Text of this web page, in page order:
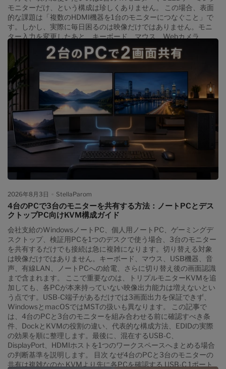
モニターだけ、という構成は珍しくありません。 この場合、表面
的な課題は「複数のHDMI機器を1台のモニターにつなぐこと」で
す。しかし、実際に毎日困るのは映像だけではありません。モニ
ター入力を変更したあと、キーボード、マウス、Webカメラ、
USBヘッドセット、ストレージなども別の機器へ切り替える必要
があります。 モニター本体に複数のHDMI入力があれば、映像だけ
は切り替えられます。USB切替器を追加すれば周辺機器も共有で
きます。ただし、映像とUSBを別々に操作する構成では、入力の
組み合わせを間違えたり、毎回2回の切り替え操作が必要になった
りします。 重要なのは、入力端子を増やすことではなく、選択し
たコンピューターの映像と操作系を一緒に切り替えたいかという
点です。この記事では、HDMI切替器で十分な場合と、4ポートの
HDMI KVMが合理的になる場合を、接続方式、高リフレッシュレ
ート、HDR、VRR、EDIDまで含めて整理します。 なぜ3台、4台
の機器で1台のモニターを共有するのか 複数機器を1台のモニター
へ集約する理由は、単にデスクを小さくしたいからではありませ
ん。仕事と私用を分離したまま、同じ高品質な表示環境と周辺機
器を使いたいからです。 仕事用PCと個人用PC 会社のセキュリテ
ィ方針により、仕事用PCへ個人アプリを入れられない場合があり
ます。そのため、業務用ノートPCと個人用デスクトップを分けつ
つ、モニター、キーボード、マウスは共有したいという需要が生
まれます。 ゲーミングPCと検証用システム 開発者やIT担当者は、
メインPCとは別にLinux機、ミニPC、テスト用Windows機を置く
ことがあります。通常は1台だけを操作しますが、検証のたびに
HDMIケーブルとUSBケーブルを抜き差しするのは非効率です。
PCとゲーム機 高性能な4KモニターやOLEDモニターを、PCだけ
でなくPS5、Xbox、Nintendo Switchにも使いたいケースがあり
ます。ゲーム機はコントローラーで操作することが多いため、映
像切り替えだけで足りる場合もあります。一方、PC側ではキーボ
ード、マウス、Webカメラなどを共有したいことがあります。...
2026年8月3日 StellaParom
4台のPCで3台のモニターを共有する方法：ノートPCとデス
クトップPC向けKVM構成ガイド
会社支給のWindowsノートPC、個人用ノートPC、ゲーミングデ
スクトップ、検証用PCを1つのデスクで使う場合、3台のモニター
を共有するだけでも接続は急に複雑になります。切り替える対象
は映像だけではありません。キーボード、マウス、USB機器、音
声、有線LAN、ノートPCへの給電、さらに切り替え後の画面認識
まで含まれます。 ここで重要なのは、トリプルモニターKVMを追
加しても、各PCが本来持っていない映像出力能力は増えないとい
う点です。USB-C端子があるだけでは3画面出力を保証できず、
WindowsとmacOSではMSTの扱いも異なります。 この記事で
は、4台のPCと3台のモニターを組み合わせる前に確認すべき条
件、DockとKVMの役割の違い、代表的な構成方法、EDIDの実際
の効果を順に整理します。最後に、混在するUSB-C、
DisplayPort、HDMIホストを1つのワークスペースへまとめる場合
の判断基準を説明します。 目次 なぜ4台のPCと3台のモニターの
共有は複雑なのか KVMより先に各PCを確認する USB-C 1ポート